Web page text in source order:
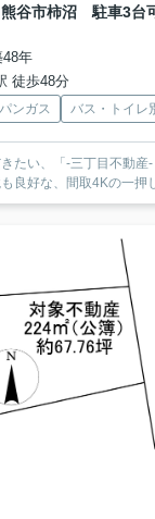
谷市柿沼 駐車3台
年
徒歩48分
ンガス バス・トイレ
きたい、「-三丁目不動
良好な、間取4Kの一押